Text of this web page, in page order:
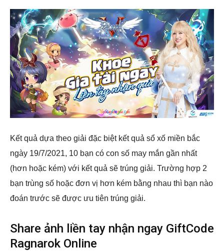
Kết quả dựa theo giải đặc biệt kết quả sổ xố miền bắc
ngày 19/7/2021, 10 bạn có con số may mắn gần nhất
(hơn hoặc kém) với kết quả sẽ trúng giải. Trường hợp 2
bạn trùng số hoặc đơn vị hơn kém bằng nhau thì bạn nào
đoán trước sẽ được ưu tiên trúng giải.
Share ảnh liền tay nhận ngay GiftCode
Ragnarok Online